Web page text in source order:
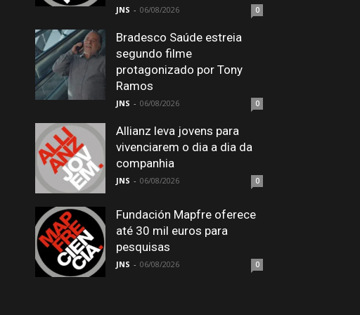
JNS - 06/08/2026 0
Bradesco Saúde estreia
segundo filme
protagonizado por Tony
Ramos
JNS - 06/08/2026 0
Allianz leva jovens para
vivenciarem o dia a dia da
companhia
JNS - 06/08/2026 0
Fundación Mapfre oferece
até 30 mil euros para
pesquisas
JNS - 06/08/2026 0